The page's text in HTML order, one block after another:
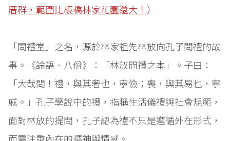
厝群，範圍比板橋林家花園還大！ ）
「問禮堂」之名，源於林家祖先林放向孔子問禮的故
事。《論語．八佾》：「林放問禮之本」。子曰：
「大哉問！禮，與其奢也，寧儉；喪，與其易也，寧
戚。」孔子學說中的禮，指稱生活儀禮與社會規範，
面對林放的提問，孔子認為禮不只是遵循外在形式，
而需注重內在的精神與情感。